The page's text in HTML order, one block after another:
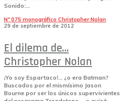
Sonido:...
Nº 075 monográfico Christopher Nolan
29 de septiembre de 2012
El dilema de…
Christopher Nolan
¡Yo soy Espartaco!... ¿o era Batman?
Buscados por el mismísimo Jason
Bourne por ser los únicos supervivientes